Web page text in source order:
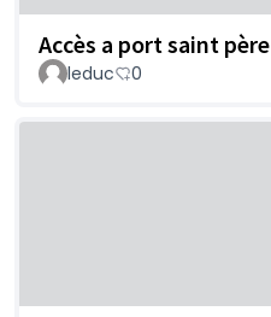
Accès a port saint père
leduc 0